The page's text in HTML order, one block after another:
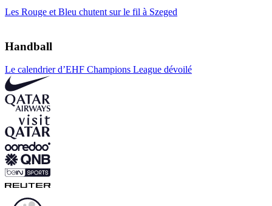
Les Rouge et Bleu chutent sur le fil à Szeged
Handball
Le calendrier d’EHF Champions League dévoilé